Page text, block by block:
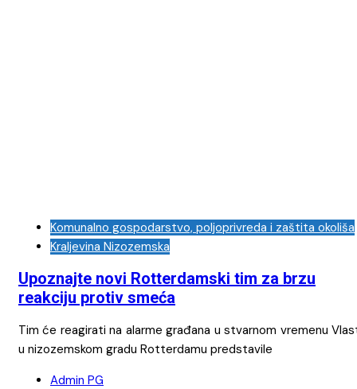
Komunalno gospodarstvo, poljoprivreda i zaštita okoliša
Kraljevina Nizozemska
Upoznajte novi Rotterdamski tim za brzu
reakciju protiv smeća
Tim će reagirati na alarme građana u stvarnom vremenu
u nizozemskom gradu Rotterdamu predstavile
Admin PG